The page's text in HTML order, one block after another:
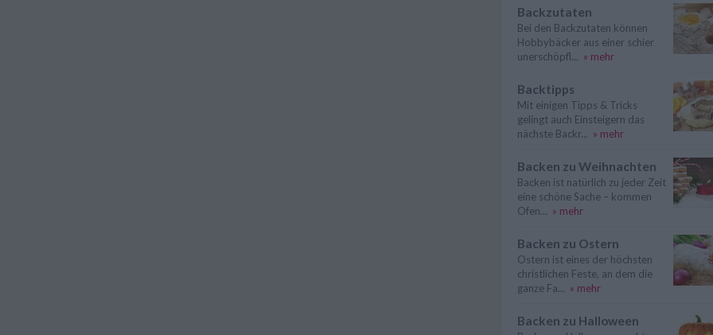
Backzutaten
Bei den Backzutaten können
Hobbybäcker aus einer schier
unerschöpfl... » mehr
Backtipps
Mit einigen Tipps & Tricks
gelingt auch Einsteigern das
nächste Backr... » mehr
Backen zu Weihnachten
Backen ist natürlich zu jeder Zeit
eine schöne Sache – kommen
Ofen... » mehr
Backen zu Ostern
Ostern ist eines der höchsten
christlichen Feste, an dem die
ganze Fa... » mehr
Backen zu Halloween